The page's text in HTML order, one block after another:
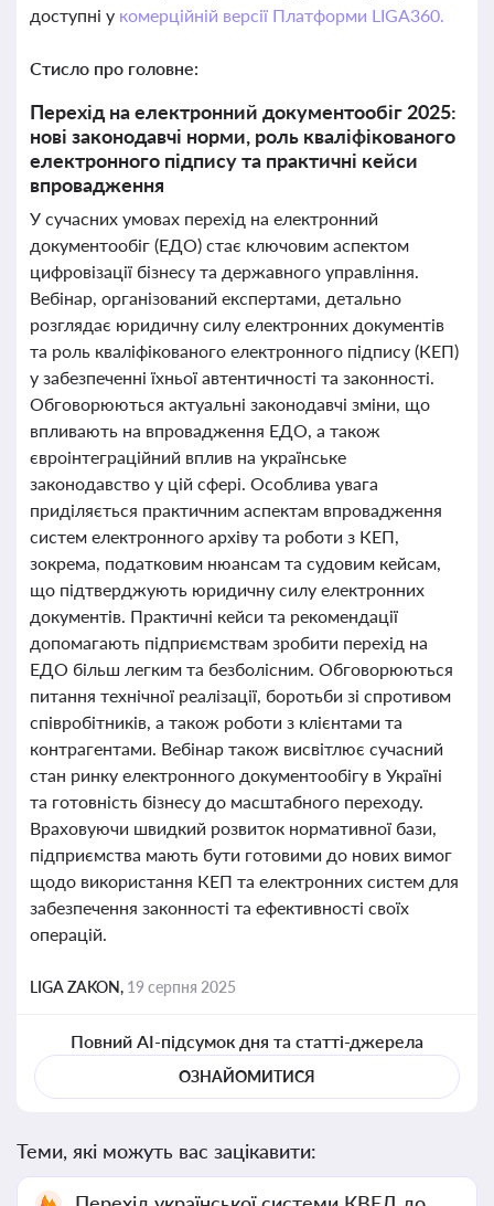
доступні у комерційній версії Платформи LIGA360.
Стисло про головне:
Перехід на електронний документообіг 2025:
нові законодавчі норми, роль кваліфікованого
електронного підпису та практичні кейси
впровадження
У сучасних умовах перехід на електронний
документообіг (ЕДО) стає ключовим аспектом
цифровізації бізнесу та державного управління.
Вебінар, організований експертами, детально
розглядає юридичну силу електронних документів
та роль кваліфікованого електронного підпису (КЕП)
у забезпеченні їхньої автентичності та законності.
Обговорюються актуальні законодавчі зміни, що
впливають на впровадження ЕДО, а також
євроінтеграційний вплив на українське
законодавство у цій сфері. Особлива увага
приділяється практичним аспектам впровадження
систем електронного архіву та роботи з КЕП,
зокрема, податковим нюансам та судовим кейсам,
що підтверджують юридичну силу електронних
документів. Практичні кейси та рекомендації
допомагають підприємствам зробити перехід на
ЕДО більш легким та безболісним. Обговорюються
питання технічної реалізації, боротьби зі спротивом
співробітників, а також роботи з клієнтами та
контрагентами. Вебінар також висвітлює сучасний
стан ринку електронного документообігу в Україні
та готовність бізнесу до масштабного переходу.
Враховуючи швидкий розвиток нормативної бази,
підприємства мають бути готовими до нових вимог
щодо використання КЕП та електронних систем для
забезпечення законності та ефективності своїх
операцій.
LIGA ZAKON, 19 серпня 2025
Повний AI-підсумок дня та статті-джерела
ОЗНАЙОМИТИСЯ
Теми, які можуть вас зацікавити: